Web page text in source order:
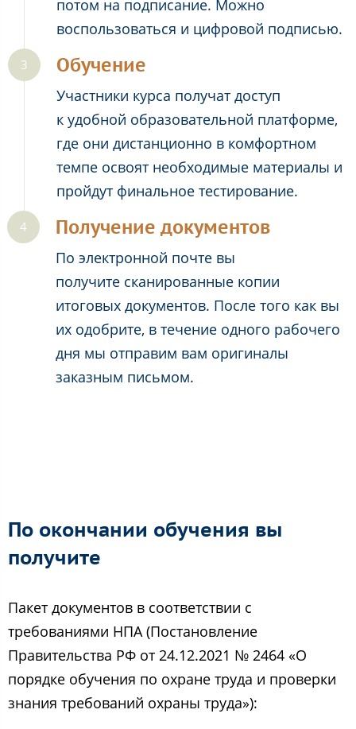
потом на подписание. Можно
воспользоваться и цифровой подписью.
Обучение
Участники курса получат доступ
к удобной образовательной платформе,
где они дистанционно в комфортном
темпе освоят необходимые материалы и
пройдут финальное тестирование.
Получение документов
По электронной почте вы
получите сканированные копии
итоговых документов. После того как вы
их одобрите, в течение одного рабочего
дня мы отправим вам оригиналы
заказным письмом.
По окончании обучения вы
получите
Пакет документов в соответствии с
требованиями НПА (Постановление
Правительства РФ от 24.12.2021 № 2464 «О
порядке обучения по охране труда и проверки
знания требований охраны труда»):